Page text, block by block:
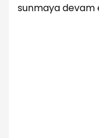
sunmaya devam